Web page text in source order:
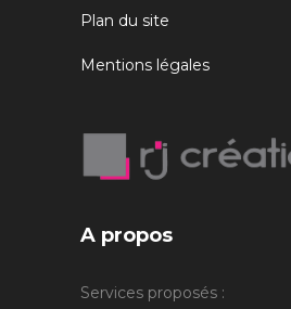
Plan du site
Mentions légales
A propos
Services proposés :